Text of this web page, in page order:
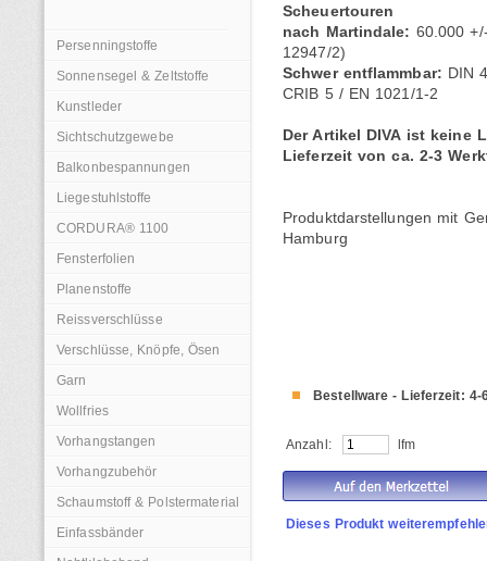
Persenningstoffe
Sonnensegel & Zeltstoffe
Kunstleder
Sichtschutzgewebe
Balkonbespannungen
Liegestuhlstoffe
CORDURA® 1100
Fensterfolien
Planenstoffe
Reissverschlüsse
Verschlüsse, Knöpfe, Ösen
Garn
Wollfries
Vorhangstangen
Vorhangzubehör
Schaumstoff & Polstermaterial
Einfassbänder
Scheuertouren
nach Martindale: 60.000
12947/2)
Schwer entflammbar: DIN
CRIB 5 / EN 1021/1-2
Der Artikel DIVA ist keine
Lieferzeit von ca. 2-3
Produktdarstellungen mit
Hamburg
Bestellware - Lieferzeit:
Anzahl: lfm
Dieses Produkt